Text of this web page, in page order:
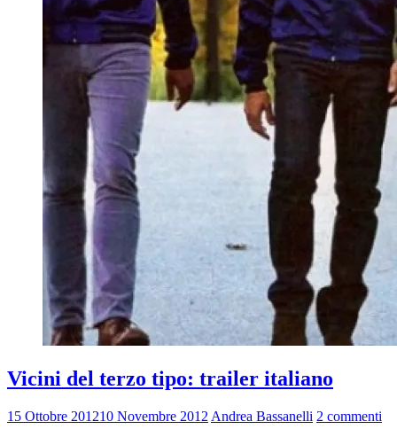
Vicini del terzo tipo: trailer italiano
15 Ottobre 201210 Novembre 2012 Andrea Bassanelli 2 commenti